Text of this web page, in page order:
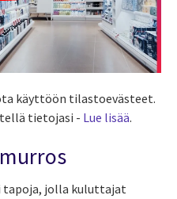
käyttöön tilastoevästeet.
tietojasi - Lue lisää.
tapoja, jolla kuluttajat